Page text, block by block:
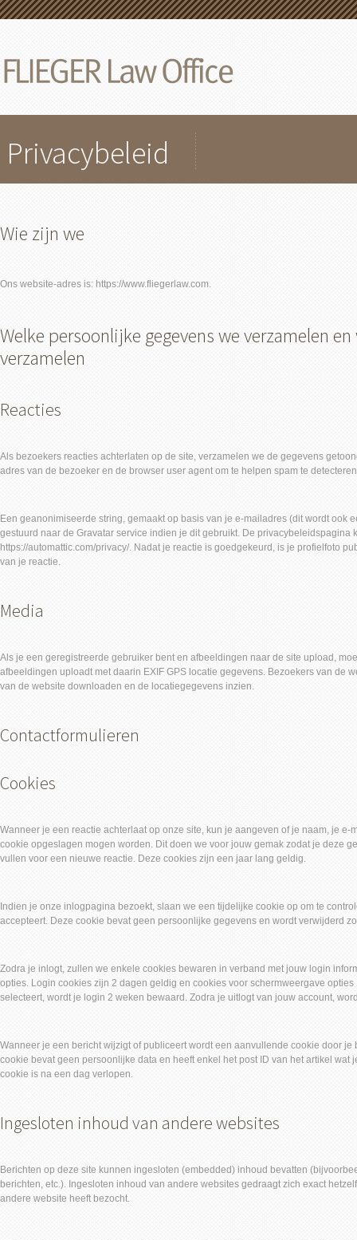
Privacybeleid
Wie zijn we
Ons website-adres is: https://www.fliegerlaw.com.
Welke persoonlijke gegevens we verzamelen
verzamelen
Reacties
Als bezoekers reacties achterlaten op de site, verzamelen we de gegevens
adres van de bezoeker en de browser user agent om te helpen spam te
Een geanonimiseerde string, gemaakt op basis van je e-mailadres (dit wordt ook
gestuurd naar de Gravatar service indien je dit gebruikt. De privacybeleidspagina
https://automattic.com/privacy/. Nadat je reactie is goedgekeurd, is je profielfoto
van je reactie.
Media
Als je een geregistreerde gebruiker bent en afbeeldingen naar de site upload,
afbeeldingen uploadt met daarin EXIF GPS locatie gegevens. Bezoekers van de
van de website downloaden en de locatiegegevens inzien.
Contactformulieren
Cookies
Wanneer je een reactie achterlaat op onze site, kun je aangeven of je naam, je e-
cookie opgeslagen mogen worden. Dit doen we voor jouw gemak zodat je deze
vullen voor een nieuwe reactie. Deze cookies zijn een jaar lang geldig.
Indien je onze inlogpagina bezoekt, slaan we een tijdelijke cookie op om te
accepteert. Deze cookie bevat geen persoonlijke gegevens en wordt verwijderd
Zodra je inlogt, zullen we enkele cookies bewaren in verband met jouw login
opties. Login cookies zijn 2 dagen geldig en cookies voor schermweergave opties
selecteert, wordt je login 2 weken bewaard. Zodra je uitlogt van jouw account,
Wanneer je een bericht wijzigt of publiceert wordt een aanvullende cookie door je
cookie bevat geen persoonlijke data en heeft enkel het post ID van het artikel wat
cookie is na een dag verlopen.
Ingesloten inhoud van andere websites
Berichten op deze site kunnen ingesloten (embedded) inhoud bevatten
berichten, etc.). Ingesloten inhoud van andere websites gedraagt zich exact
andere website heeft bezocht.